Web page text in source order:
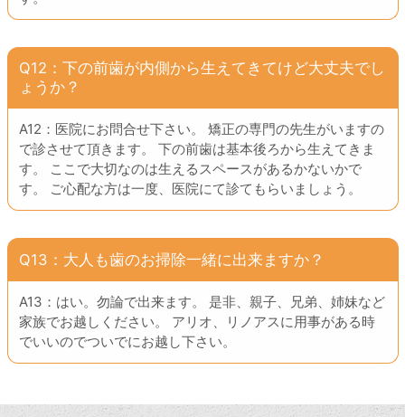
Q12：下の前歯が内側から生えてきてけど大丈夫でし
ょうか？
A12：医院にお問合せ下さい。 矯正の専門の先生がいますの
で診させて頂きます。 下の前歯は基本後ろから生えてきま
す。 ここで大切なのは生えるスペースがあるかないかで
す。 ご心配な方は一度、医院にて診てもらいましょう。
Q13：大人も歯のお掃除一緒に出来ますか？
A13：はい。勿論で出来ます。 是非、親子、兄弟、姉妹など
家族でお越しください。 アリオ、リノアスに用事がある時
でいいのでついでにお越し下さい。